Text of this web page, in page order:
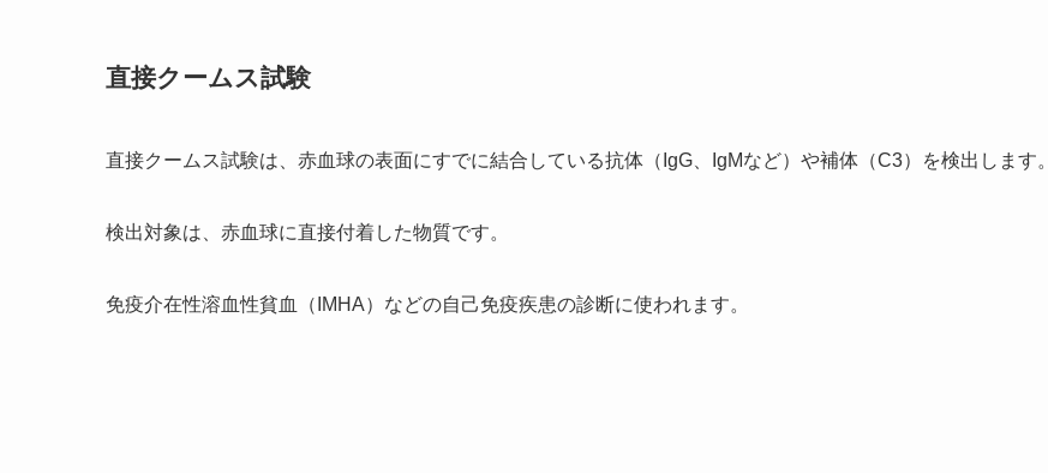
直接クームス試験
直接クームス試験は、赤血球の表面にすでに結合している抗体（IgG、IgMなど）や補体（C3）を検出します。
検出対象は、赤血球に直接付着した物質です。
免疫介在性溶血性貧血（IMHA）などの自己免疫疾患の診断に使われます。